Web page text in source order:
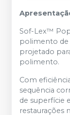
Sof-Lex™
polimento de
projetado
polimento.
Com
sequência
de superfície
restaurações